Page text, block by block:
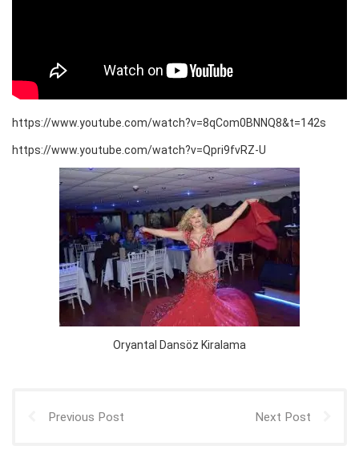
https://www.youtube.com/watch?v=8qCom0BNNQ8&t=142s
https://www.youtube.com/watch?v=Qpri9fvRZ-U
Oryantal Dansöz Kiralama
Previous Post Next Post